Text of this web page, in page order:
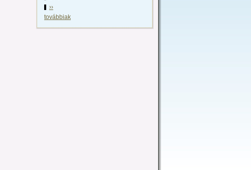
››
továbbiak